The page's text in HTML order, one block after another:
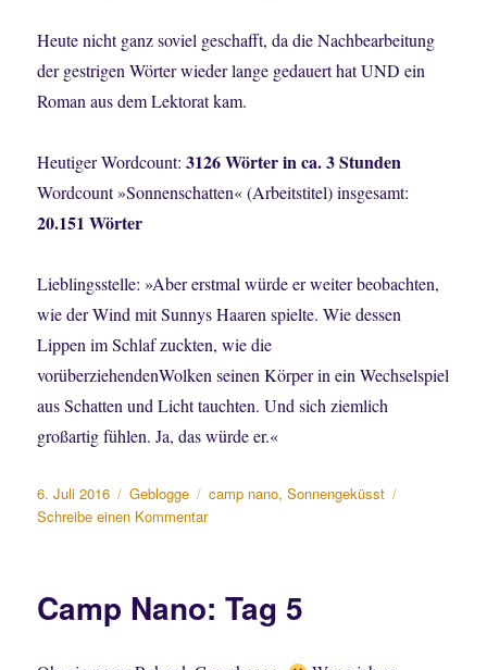
Heute nicht ganz soviel geschafft, da die Nachbearbeitung
der gestrigen Wörter wieder lange gedauert hat UND ein
Roman aus dem Lektorat kam.
Heutiger Wordcount:3126 Wörter in ca. 3 Stunden
Wordcount »Sonnenschatten« (Arbeitstitel) insgesamt:
20.151 Wörter
Lieblingsstelle: »Aber erstmal würde er weiter beobachten,
wie der Wind mit Sunnys Haaren spielte. Wie dessen
Lippen im Schlaf zuckten, wie die
vorüberziehendenWolken seinen Körper in ein Wechselspiel
aus Schatten und Licht tauchten. Und sich ziemlich
großartig fühlen. Ja, das würde er.«
Veröffentlicht
am
6. Juli 2016 Kategorien
Geblogge Schlagwörter
camp nano,Sonnengeküsst
Schreibe einen Kommentarzu
6
Camp Nano: Tag 5